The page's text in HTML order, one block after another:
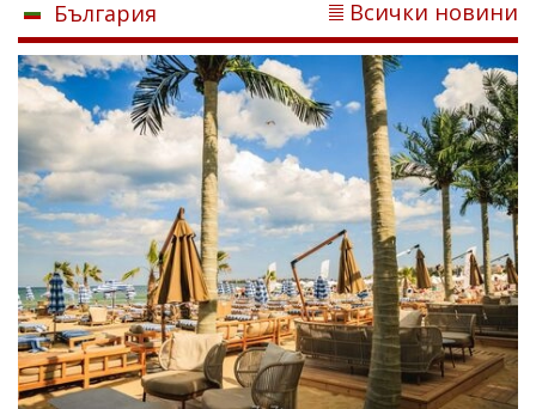
България Всички новини